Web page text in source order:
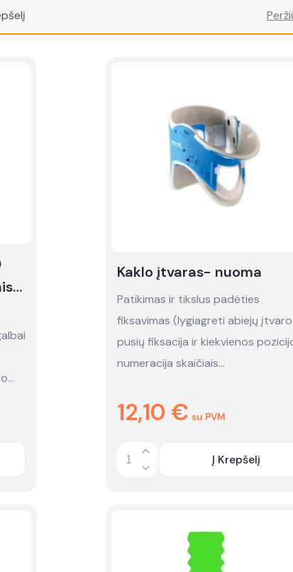
Kaklo įtvaras- nuoma
Patikimas ir tikslus padėties
fiksavimas (lygiagreti abiejų įtvaro
pusių fiksacija ir kiekvienos
numeracija skaičiais…
12,10 € su PVM
Quantity Į Krepšelį